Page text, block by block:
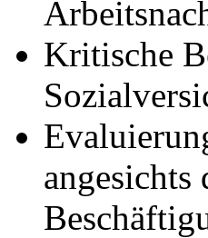
Kritische
angesichts